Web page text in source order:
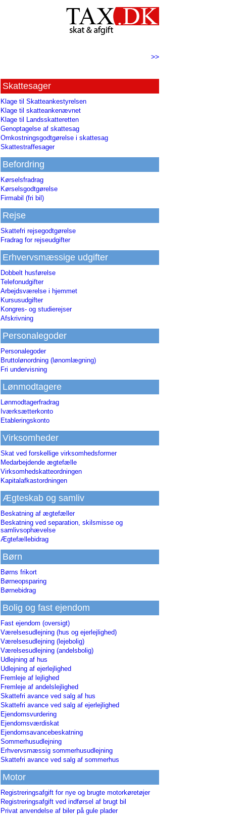
>>
Skattesager
Klage til Skatteankestyrelsen
Klage til skatteankenævnet
Klage til Landsskatteretten
Genoptagelse af skattesag
Omkostningsgodtgørelse i skattesag
Skattestraffesager
Befordring
Kørselsfradrag
Kørselsgodtgørelse
Firmabil (fri bil)
Rejse
Skattefri rejsegodtgørelse
Fradrag for rejseudgifter
Erhvervsmæssige udgifter
Dobbelt husførelse
Telefonudgifter
Arbejdsværelse i hjemmet
Kursusudgifter
Kongres- og studierejser
Afskrivning
Personalegoder
Personalegoder
Bruttolønordning (lønomlægning)
Fri undervisning
Lønmodtagere
Lønmodtagerfradrag
Iværksætterkonto
Etableringskonto
Virksomheder
Skat ved forskellige virksomhedsformer
Medarbejdende ægtefælle
Virksomhedskatteordningen
Kapitalafkastordningen
Ægteskab og samliv
Beskatning af ægtefæller
Beskatning ved separation, skilsmisse og
samlivsophævelse
Ægtefællebidrag
Børn
Børns frikort
Børneopsparing
Børnebidrag
Bolig og fast ejendom
Fast ejendom (oversigt)
Værelsesudlejning (hus og ejerlejlighed)
Værelsesudlejning (lejebolig)
Værelsesudlejning (andelsbolig)
Udlejning af hus
Udlejning af ejerlejlighed
Fremleje af lejlighed
Fremleje af andelslejlighed
Skattefri avance ved salg af hus
Skattefri avance ved salg af ejerlejlighed
Ejendomsvurdering
Ejendomsværdiskat
Ejendomsavancebeskatning
Sommerhusudlejning
Erhvervsmæssig sommerhusudlejning
Skattefri avance ved salg af sommerhus
Motor
Registreringsafgift for nye og brugte motorkøretøjer
Registreringsafgift ved indførsel af brugt bil
Privat anvendelse af biler på gule plader